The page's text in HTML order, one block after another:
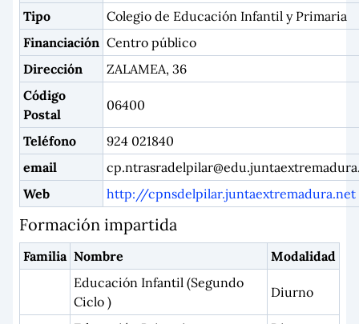
Tipo
Colegio de Educación Infantil y Primaria
Financiación Centro público
Dirección
ZALAMEA, 36
Código
Postal
06400
Teléfono
924 021840
email
Web
http://cpnsdelpilar.juntaextremadura.net
Formación impartida
Familia Nombre
Modalidad
Educación Infantil (Segundo
Ciclo )
Diurno